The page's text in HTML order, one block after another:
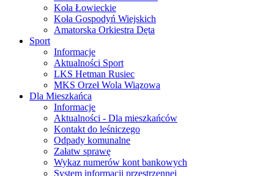
Koła Łowieckie
Koła Gospodyń Wiejskich
Amatorska Orkiestra Dęta
Sport
Informacje
Aktualności Sport
LKS Hetman Rusiec
MKS Orzeł Wola Wiązowa
Dla Mieszkańca
Informacje
Aktualności - Dla mieszkańców
Kontakt do leśniczego
Odpady komunalne
Załatw sprawę
Wykaz numerów kont bankowych
System informacji przestrzennej